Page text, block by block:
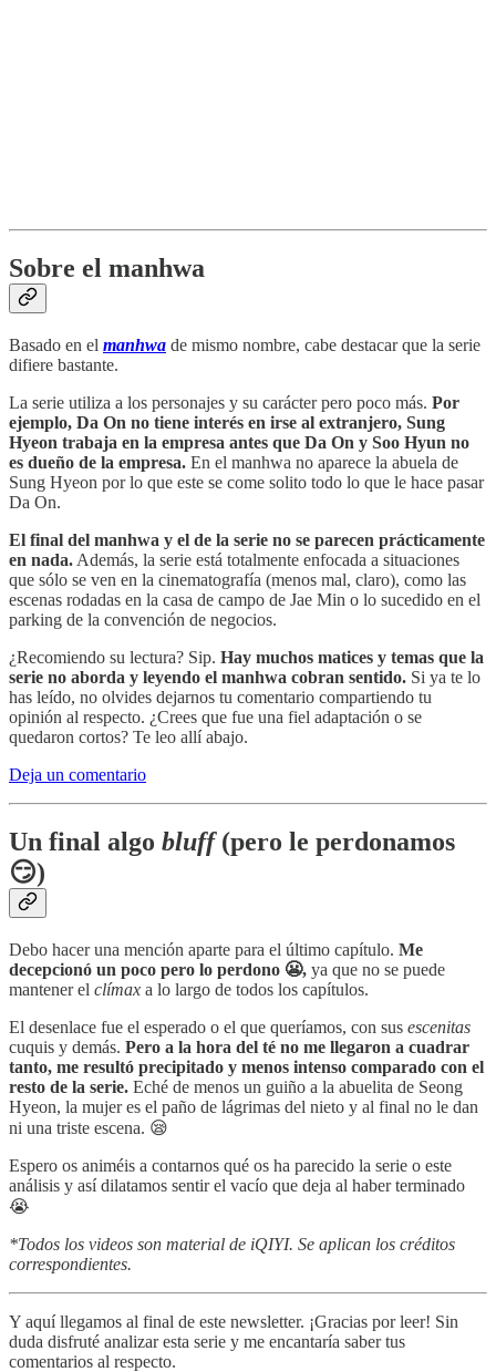
Sobre el manhwa
Basado en el manhwa de mismo nombre, cabe destacar que la serie
difiere bastante.
La serie utiliza a los personajes y su carácter pero poco más. Por
ejemplo, Da On no tiene interés en irse al extranjero, Sung
Hyeon trabaja en la empresa antes que Da On y Soo Hyun no
es dueño de la empresa. En el manhwa no aparece la abuela de
Sung Hyeon por lo que este se come solito todo lo que le hace pasar
Da On.
El final del manhwa y el de la serie no se parecen prácticamente
en nada. Además, la serie está totalmente enfocada a situaciones
que sólo se ven en la cinematografía (menos mal, claro), como las
escenas rodadas en la casa de campo de Jae Min o lo sucedido en el
parking de la convención de negocios.
¿Recomiendo su lectura? Sip. Hay muchos matices y temas que la
serie no aborda y leyendo el manhwa cobran sentido. Si ya te lo
has leído, no olvides dejarnos tu comentario compartiendo tu
opinión al respecto. ¿Crees que fue una fiel adaptación o se
quedaron cortos? Te leo allí abajo.
Deja un comentario
Un final algo bluff(pero le perdonamos
😏)
Debo hacer una mención aparte para el último capítulo. Me
decepcionó un poco pero lo perdono 😬, ya que no se puede
mantener el clímax a lo largo de todos los capítulos.
El desenlace fue el esperado o el que queríamos, con sus escenitas
cuquis y demás. Pero a la hora del té no me llegaron a cuadrar
tanto, me resultó precipitado y menos intenso comparado con el
resto de la serie. Eché de menos un guiño a la abuelita de Seong
Hyeon, la mujer es el paño de lágrimas del nieto y al final no le dan
ni una triste escena. 😪
Espero os animéis a contarnos qué os ha parecido la serie o este
análisis y así dilatamos sentir el vacío que deja al haber terminado
😭
*Todos los videos son material de iQIYI. Se aplican los créditos
correspondientes.
Y aquí llegamos al final de este newsletter. ¡Gracias por leer! Sin
duda disfruté analizar esta serie y me encantaría saber tus
comentarios al respecto.